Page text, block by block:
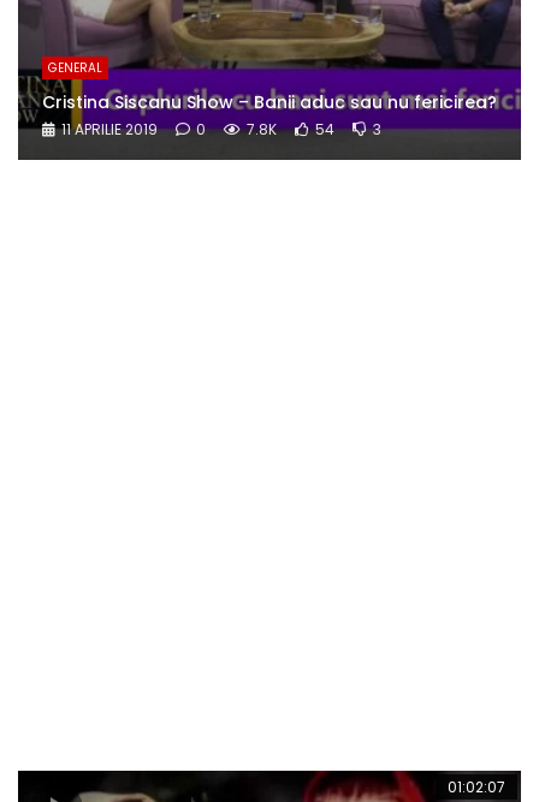
GENERAL
Cristina Siscanu Show – Banii aduc sau nu fericirea?
11 APRILIE 2019 0 7.8K 54 3
01:02:07